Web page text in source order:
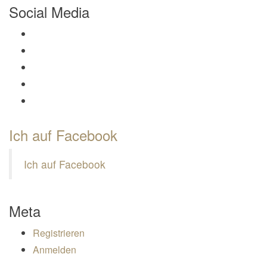
Social Media
Ich auf Facebook
Ich auf Facebook
Meta
Registrieren
Anmelden